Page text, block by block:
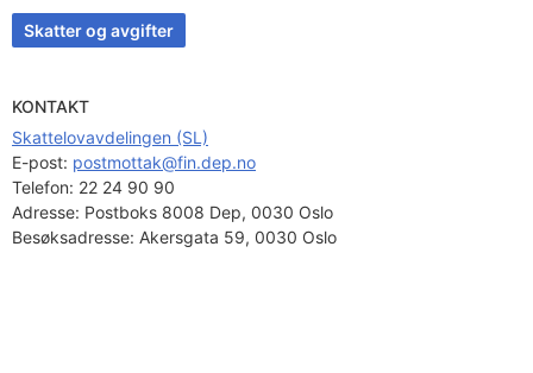
Skatter og avgifter
KONTAKT
Skattelovavdelingen (SL)
E-post: postmottak@fin.dep.no
Telefon: 22 24 90 90
Adresse: Postboks 8008 Dep, 0030 Oslo
Besøksadresse: Akersgata 59, 0030 Oslo